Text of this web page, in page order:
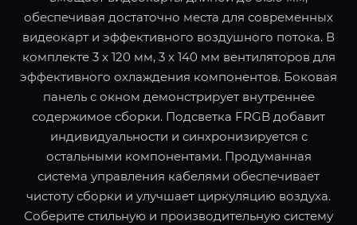
обеспечивая достаточно места для современных
видеокарт и эффективного воздушного потока. В
комплекте 3 x 120 мм, 3 x 140 мм вентиляторов для
эффективного охлаждения компонентов. Боковая
панель с окном демонстрирует внутреннее
содержимое сборки. Подсветка FRGB добавит
индивидуальности и синхронизируется с
остальными компонентами. Продуманная
система управления кабелями обеспечивает
чистоту сборки и улучшает циркуляцию воздуха.
Соберите стильную и производительную систему